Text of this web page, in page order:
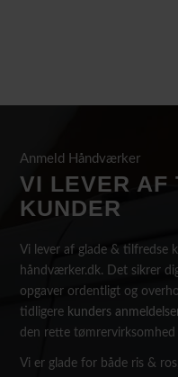
Anmeld Håndværker
VI LEVER AF
KUNDER
Vi lever af glade & tilfredse
håndværker.dk. Det sikrer
opgaver ordentligt og
tidligere kunders
den rette
Vi er glade for både ris &